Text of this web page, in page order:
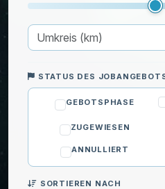
Schlüsseldienst
Sicherheit
Wandrenovierung
Privatunterricht
Reinigung
Umzug
STATUS DES
GEBOTSPHASE
ZUGEWIESEN
ANNULLIERT
SORTIEREN NACH